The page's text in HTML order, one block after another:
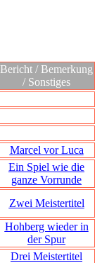
Bericht / Bemerkung
/ Sonstiges
Marcel vor Luca
Ein Spiel wie die
ganze Vorrunde
Zwei Meistertitel
Hohberg wieder in
der Spur
Drei Meistertitel